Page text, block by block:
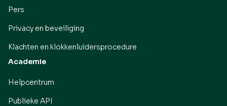
Pers
Privacy en beveiliging
Klachten en klokkenluidersprocedure
Academie
Helpcentrum
Publieke API